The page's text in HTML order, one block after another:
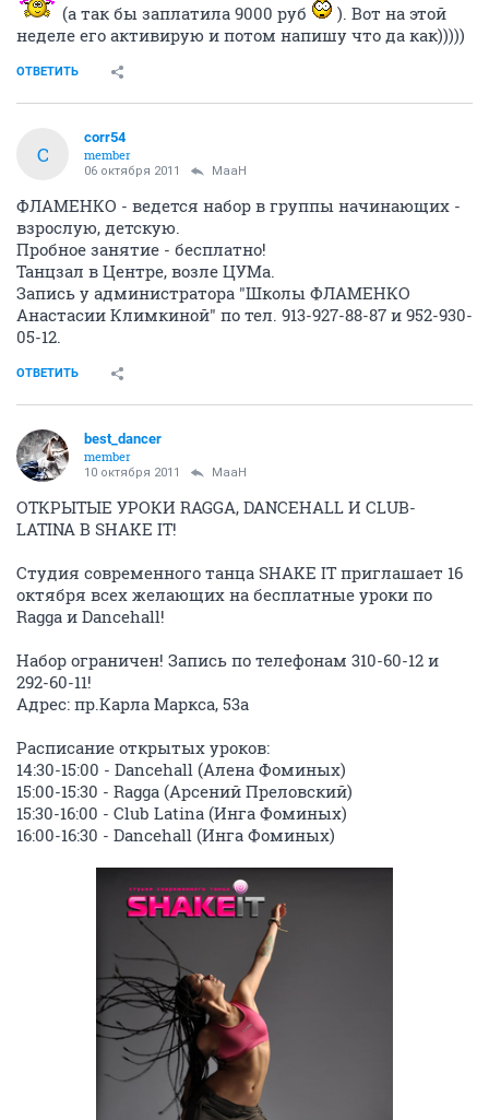
(а так бы заплатила 9000 руб
). Вот на этой
неделе его активирую и потом напишу что да как)))))
ОТВЕТИТЬ
C
corr54
member
06 октября 2011 MaaH
ФЛАМЕНКО - ведется набор в группы начинающих -
взрослую, детскую.
Пробное занятие - бесплатно!
Танцзал в Центре, возле ЦУМа.
Запись у администратора "Школы ФЛАМЕНКО
Анастасии Климкиной" по тел. 913-927-88-87 и 952-930-
05-12.
ОТВЕТИТЬ
best_dancer
member
10 октября 2011 MaaH
ОТКРЫТЫЕ УРОКИ RAGGA, DANCEHALL И CLUB-
LATINA В SHAKE IT!
Студия современного танца SHAKE IT приглашает 16
октября всех желающих на бесплатные уроки по
Ragga и Dancehall!
Набор ограничен! Запись по телефонам 310-60-12 и
292-60-11!
Адрес: пр.Карла Маркса, 53а
Расписание открытых уроков:
14:30-15:00 - Dancehall (Алена Фоминых)
15:00-15:30 - Ragga (Арсений Преловский)
15:30-16:00 - Club Latina (Инга Фоминых)
16:00-16:30 - Dancehall (Инга Фоминых)